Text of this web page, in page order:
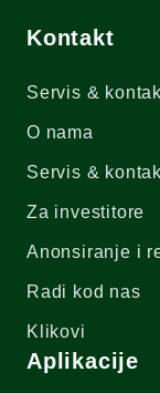
Kontakt
Servis &
O nama
Servis &
Za investitore
Anonsiranje i
Radi kod nas
Klikovi
Aplikacije